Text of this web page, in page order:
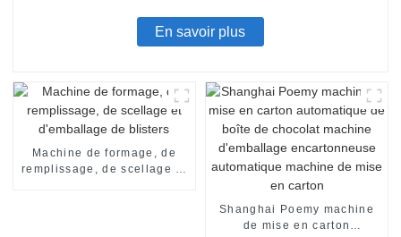
En savoir plus
Machine de formage, de
remplissage, de scellage et
Shanghai Poemy machine
de mise en carton